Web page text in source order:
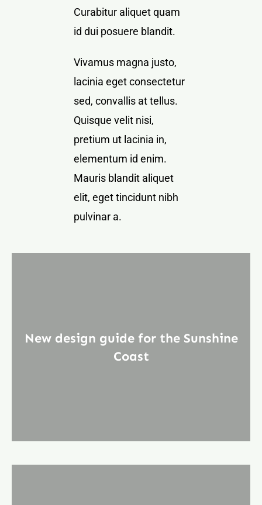
Curabitur aliquet quam
id dui posuere blandit.
Vivamus magna justo,
lacinia eget consectetur
sed, convallis at tellus.
Quisque velit nisi,
pretium ut lacinia in,
elementum id enim.
Mauris blandit aliquet
elit, eget tincidunt nibh
pulvinar a.
New design guide for the Sunshine
Coast